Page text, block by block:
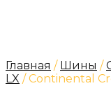
Главная / Шины /
LX / Continental